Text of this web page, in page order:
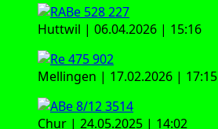
Huttwil | 06.04.2026 | 15:16
Mellingen | 17.02.2026 | 17:15
Chur | 24.05.2025 | 14:02